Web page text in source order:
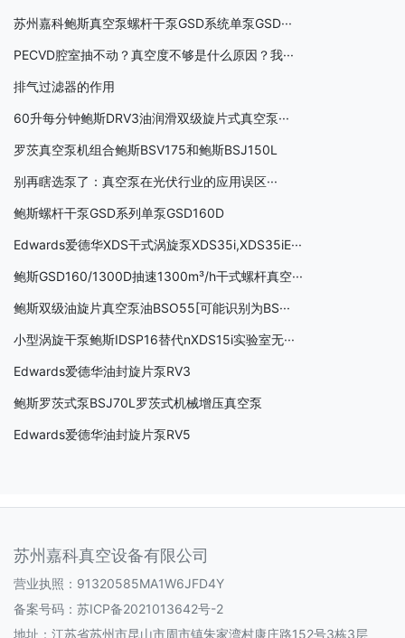
苏州嘉科鲍斯真空泵螺杆干泵GSD系统单泵GSD···
PECVD腔室抽不动？真空度不够是什么原因？我···
排气过滤器的作用
60升每分钟鲍斯DRV3油润滑双级旋片式真空泵···
罗茨真空泵机组合鲍斯BSV175和鲍斯BSJ150L
别再瞎选泵了：真空泵在光伏行业的应用误区···
鲍斯螺杆干泵GSD系列单泵GSD160D
Edwards爱德华XDS干式涡旋泵XDS35i,XDS35iE···
鲍斯GSD160/1300D抽速1300m³/h干式螺杆真空···
鲍斯双级油旋片真空泵油BSO55[可能识别为BS···
小型涡旋干泵鲍斯IDSP16替代nXDS15i实验室无···
Edwards爱德华油封旋片泵RV3
鲍斯罗茨式泵BSJ70L罗茨式机械增压真空泵
Edwards爱德华油封旋片泵RV5
苏州嘉科真空设备有限公司
营业执照：91320585MA1W6JFD4Y
备案号码： 苏ICP备2021013642号-2
地址：江苏省苏州市昆山市周市镇朱家湾村康庄路152号3栋3层